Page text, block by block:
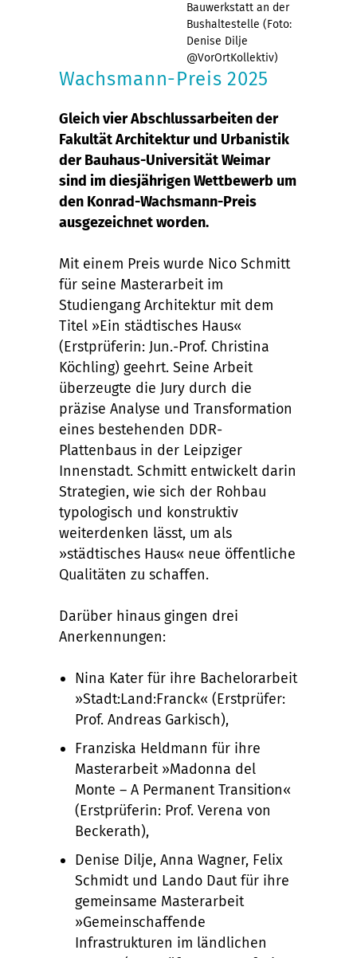
Bauwerkstatt an der
Bushaltestelle (Foto:
Denise Dilje
@VorOrtKollektiv)
Wachsmann-Preis 2025
Gleich vier Abschlussarbeiten der
Fakultät Architektur und Urbanistik
der Bauhaus-Universität Weimar
sind im diesjährigen Wettbewerb um
den Konrad-Wachsmann-Preis
ausgezeichnet worden.
Mit einem Preis wurde Nico Schmitt
für seine Masterarbeit im
Studiengang Architektur mit dem
Titel »Ein städtisches Haus«
(Erstprüferin: Jun.-Prof. Christina
Köchling) geehrt. Seine Arbeit
überzeugte die Jury durch die
präzise Analyse und Transformation
eines bestehenden DDR-
Plattenbaus in der Leipziger
Innenstadt. Schmitt entwickelt darin
Strategien, wie sich der Rohbau
typologisch und konstruktiv
weiterdenken lässt, um als
»städtisches Haus« neue öffentliche
Qualitäten zu schaffen.
Darüber hinaus gingen drei
Anerkennungen:
Nina Kater für ihre Bachelorarbeit
»Stadt:Land:Franck« (Erstprüfer:
Prof. Andreas Garkisch),
Franziska Heldmann für ihre
Masterarbeit »Madonna del
Monte – A Permanent Transition«
(Erstprüferin: Prof. Verena von
Beckerath),
Denise Dilje, Anna Wagner, Felix
Schmidt und Lando Daut für ihre
gemeinsame Masterarbeit
»Gemeinschaffende
Infrastrukturen im ländlichen